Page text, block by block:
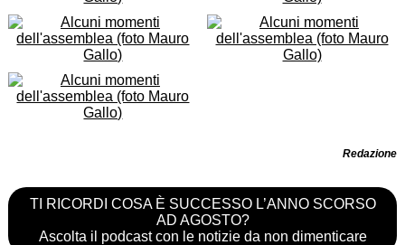
Redazione
TI RICORDI COSA È SUCCESSO L’ANNO SCORSO
AD AGOSTO?
Ascolta il podcast con le notizie da non dimenticare